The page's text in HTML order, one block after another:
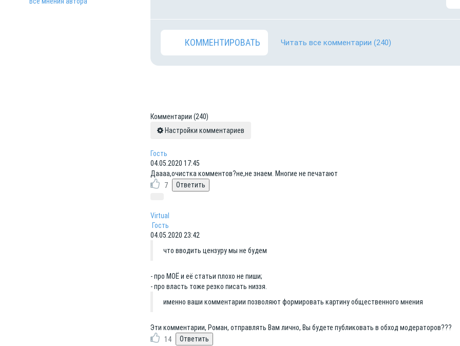
КОММЕНТИРОВАТЬ Читать все комментарии (240)
Комментарии(240)
Настройки комментариев
Гость
04.05.2020 17:45
Даааа,очистка комментов?не,не знаем. Многие не печатают
7
Virtual
Гость
04.05.2020 23:42
что вводить цензуру мы не будем
- про МОЁ и её статьи плохо не пиши;
- про власть тоже резко писать низзя.
именно ваши комментарии позволяют формировать картину общественного мнения
Эти комментарии, Роман, отправлять Вам лично, Вы будете публиковать в обход модераторов???
14